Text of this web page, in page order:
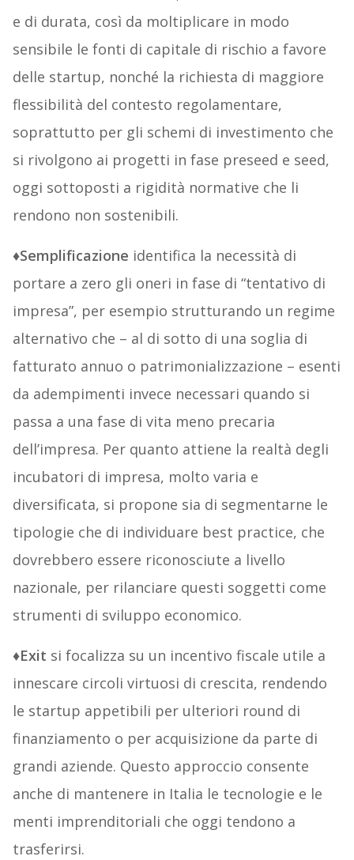
e di durata, così da moltiplicare in modo
sensibile le fonti di capitale di rischio a favore
delle startup, nonché la richiesta di maggiore
flessibilità del contesto regolamentare,
soprattutto per gli schemi di investimento che
si rivolgono ai progetti in fase preseed e seed,
oggi sottoposti a rigidità normative che li
rendono non sostenibili.
♦Semplificazione identifica la necessità di
portare a zero gli oneri in fase di “tentativo di
impresa”, per esempio strutturando un regime
alternativo che – al di sotto di una soglia di
fatturato annuo o patrimonializzazione – esenti
da adempimenti invece necessari quando si
passa a una fase di vita meno precaria
dell’impresa. Per quanto attiene la realtà degli
incubatori di impresa, molto varia e
diversificata, si propone sia di segmentarne le
tipologie che di individuare best practice, che
dovrebbero essere riconosciute a livello
nazionale, per rilanciare questi soggetti come
strumenti di sviluppo economico.
♦Exit si focalizza su un incentivo fiscale utile a
innescare circoli virtuosi di crescita, rendendo
le startup appetibili per ulteriori round di
finanziamento o per acquisizione da parte di
grandi aziende. Questo approccio consente
anche di mantenere in Italia le tecnologie e le
menti imprenditoriali che oggi tendono a
trasferirsi.